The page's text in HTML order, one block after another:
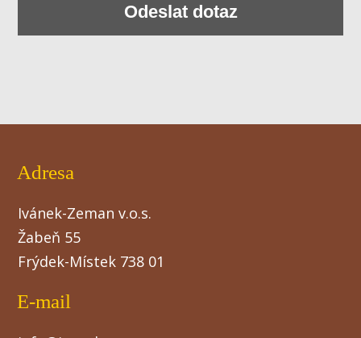
Odeslat dotaz
Adresa
Ivánek-Zeman v.o.s.
Žabeň 55
Frýdek-Místek 738 01
E-mail